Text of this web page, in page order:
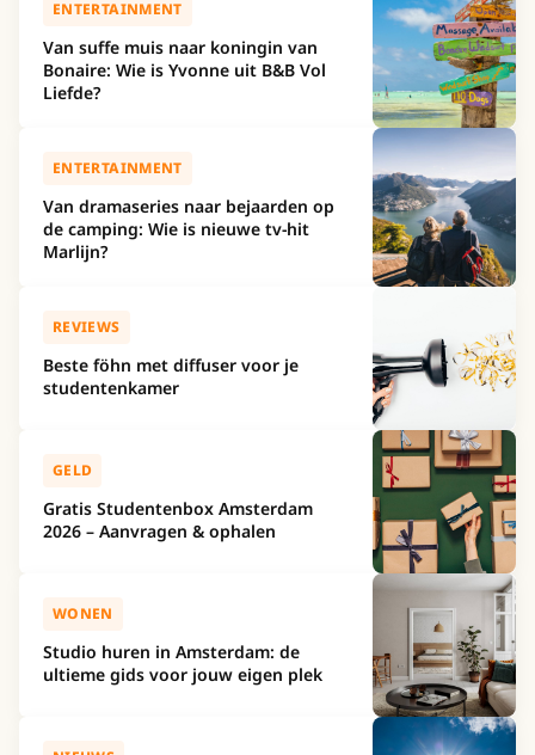
ENTERTAINMENT
Van suffe muis naar koningin van
Bonaire: Wie is Yvonne uit B&B Vol
Liefde?
ENTERTAINMENT
Van dramaseries naar bejaarden op
de camping: Wie is nieuwe tv-hit
Marlijn?
REVIEWS
Beste föhn met diffuser voor je
studentenkamer
GELD
Gratis Studentenbox Amsterdam
2026 – Aanvragen & ophalen
WONEN
Studio huren in Amsterdam: de
ultieme gids voor jouw eigen plek